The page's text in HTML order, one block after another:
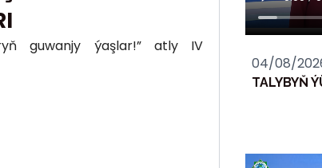
guwanjy ýaşlar!” atly IV
04/08/
TALYBYŇ